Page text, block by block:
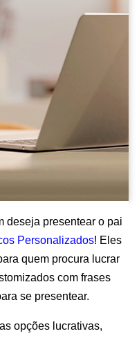
deseja presentear o pai
Personalizados! Eles
quem procura lucrar
com frases
se presentear.
opções lucrativas,